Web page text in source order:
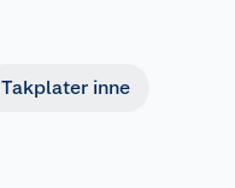
Takplater inne